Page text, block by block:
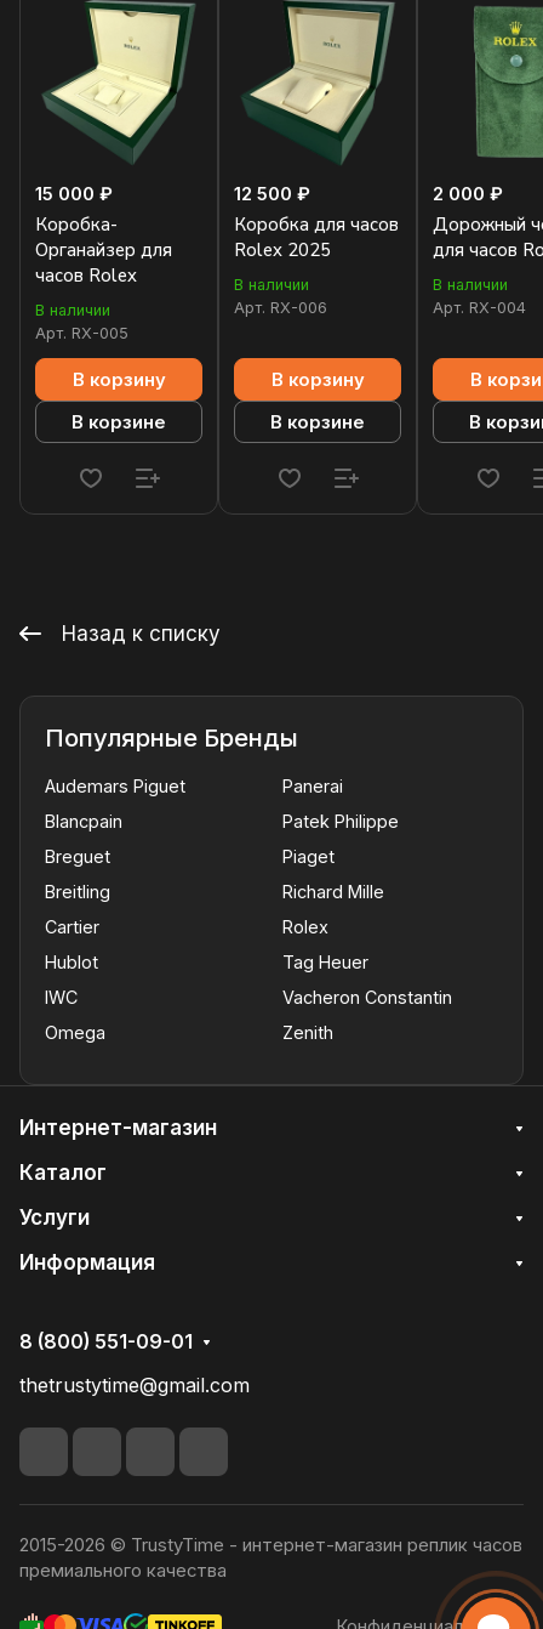
15 000 ₽
Коробка-
Органайзер для
часов Rolex
В наличии
Арт. RX-005
В корзину
В корзине
12 500 ₽
Коробка для часов
Rolex 2025
В наличии
Арт. RX-006
В корзину
В корзине
2 000 ₽
Дорожный
для часов
В наличии
Арт. RX-004
В
В
Назад к списку
Популярные Бренды
Audemars Piguet
Blancpain
Breguet
Breitling
Cartier
Hublot
IWC
Omega
Panerai
Patek Philippe
Piaget
Richard Mille
Rolex
Tag Heuer
Vacheron Constantin
Zenith
Интернет-магазин
Каталог
Услуги
Информация
8 (800) 551-09-01
thetrustytime@gmail.com
2015-2026 © TrustyTime - интернет-магазин реплик часов
премиального качества